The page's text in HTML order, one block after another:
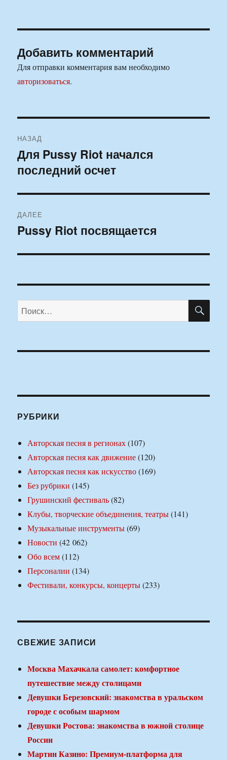
Добавить комментарий
Для отправки комментария вам необходимо
авторизоваться.
по
записям
НАЗАД
Предыдущая
запись:
Для Pussy Riot начался
последний осчет
ДАЛЕЕ
Следующая
Pussy Riot посвящается
Искать:
РУБРИКИ
Авторская песня в регионах(107)
Авторская песня как движение(120)
Авторская песня как искусство(169)
Без рубрики (145)
Грушинский фестиваль(82)
Клубы, творческие объединения, театры(141)
Музыкальные инструменты(69)
Новости (42 062)
Обо всем(112)
Персоналии (134)
Фестивали, конкурсы, концерты(233)
СВЕЖИЕ ЗАПИСИ
Москва Махачкала самолет: комфортное
путешествие между столицами
Девушки Березовский: знакомства в уральском
городе с особым шармом
Девушки Ростова: знакомства в южной столице
России
Мартин Казино: Премиум-платформа для